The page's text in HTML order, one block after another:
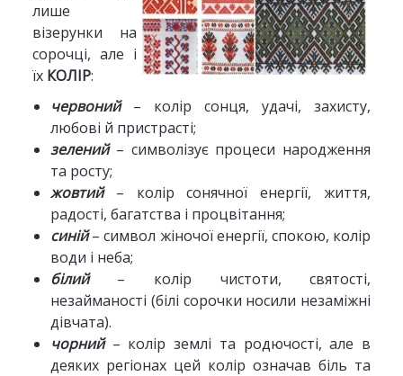
лише
візерунки на
сорочці, але і
їх КОЛІР:
червоний– колір сонця, удачі, захисту,
любові й пристрасті;
зелений– символізує процеси народження
та росту;
жовтий– колір сонячної енергії, життя,
радості, багатства і процвітання;
синій– символ жіночої енергії, спокою, колір
води і неба;
білий– колір чистоти, святості,
незайманості (білі сорочки носили незаміжні
дівчата).
чорний– колір землі та родючості, але в
деяких регіонах цей колір означав біль та